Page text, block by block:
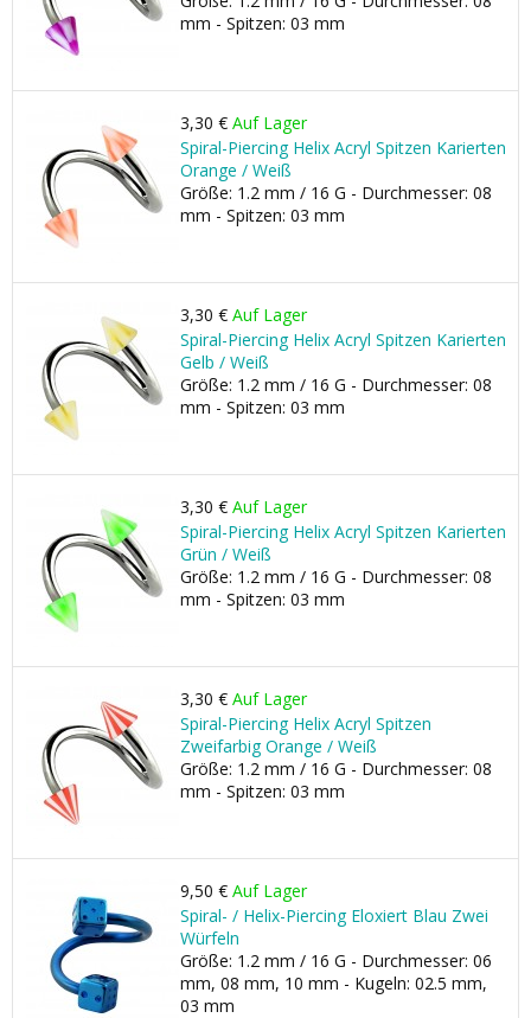
mm - Spitzen: 03 mm
3,30 € Auf Lager
Spiral-Piercing Helix Acryl Spitzen Karierten
Orange / Weiß
Größe: 1.2 mm / 16 G - Durchmesser: 08
mm - Spitzen: 03 mm
3,30 € Auf Lager
Spiral-Piercing Helix Acryl Spitzen Karierten
Gelb / Weiß
Größe: 1.2 mm / 16 G - Durchmesser: 08
mm - Spitzen: 03 mm
3,30 € Auf Lager
Spiral-Piercing Helix Acryl Spitzen Karierten
Grün / Weiß
Größe: 1.2 mm / 16 G - Durchmesser: 08
mm - Spitzen: 03 mm
3,30 € Auf Lager
Spiral-Piercing Helix Acryl Spitzen
Zweifarbig Orange / Weiß
Größe: 1.2 mm / 16 G - Durchmesser: 08
mm - Spitzen: 03 mm
9,50 € Auf Lager
Spiral- / Helix-Piercing Eloxiert Blau Zwei
Würfeln
Größe: 1.2 mm / 16 G - Durchmesser: 06
mm, 08 mm, 10 mm - Kugeln: 02.5 mm,
03 mm